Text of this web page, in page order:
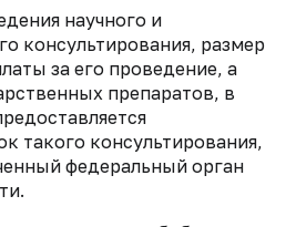
научного и
консультирования, размер
за его проведение, а
препаратов, в
такого консультирования,
федеральный орган